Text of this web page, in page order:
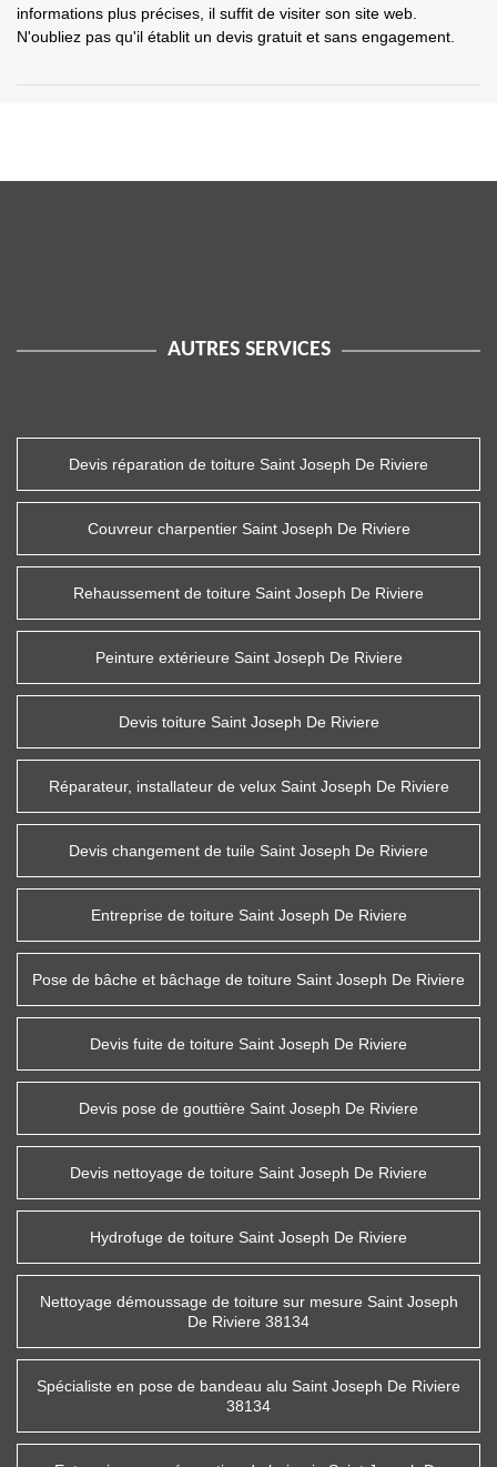
informations plus précises, il suffit de visiter son site web.
N'oubliez pas qu'il établit un devis gratuit et sans engagement.
AUTRES SERVICES
Devis réparation de toiture Saint Joseph De Riviere
Couvreur charpentier Saint Joseph De Riviere
Rehaussement de toiture Saint Joseph De Riviere
Peinture extérieure Saint Joseph De Riviere
Devis toiture Saint Joseph De Riviere
Réparateur, installateur de velux Saint Joseph De Riviere
Devis changement de tuile Saint Joseph De Riviere
Entreprise de toiture Saint Joseph De Riviere
Pose de bâche et bâchage de toiture Saint Joseph De Riviere
Devis fuite de toiture Saint Joseph De Riviere
Devis pose de gouttière Saint Joseph De Riviere
Devis nettoyage de toiture Saint Joseph De Riviere
Hydrofuge de toiture Saint Joseph De Riviere
Nettoyage démoussage de toiture sur mesure Saint Joseph
De Riviere 38134
Spécialiste en pose de bandeau alu Saint Joseph De Riviere
38134